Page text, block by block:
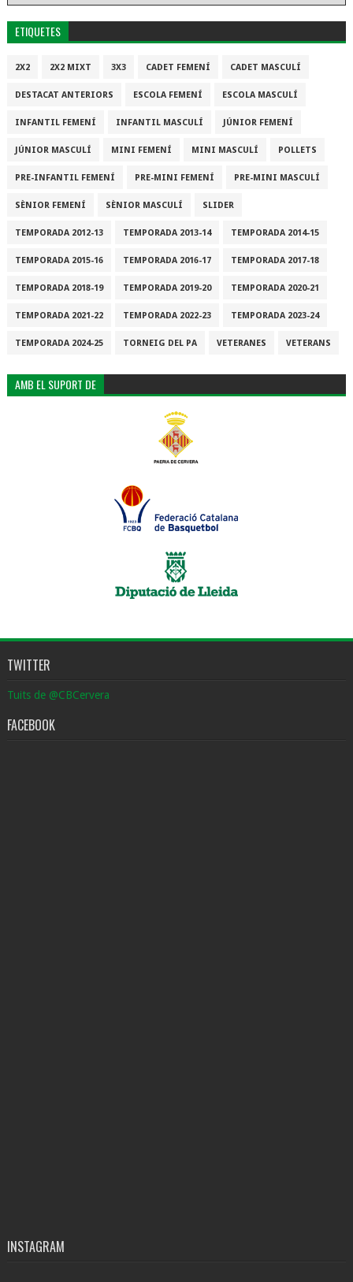
ETIQUETES
2X2 2X2 MIXT 3X3 CADET FEMENÍ CADET MASCULÍ
DESTACAT ANTERIORS ESCOLA FEMENÍ ESCOLA MASCULÍ
INFANTIL FEMENÍ INFANTIL MASCULÍ JÚNIOR FEMENÍ
JÚNIOR MASCULÍ MINI FEMENÍ MINI MASCULÍ POLLETS
PRE-INFANTIL FEMENÍ PRE-MINI FEMENÍ PRE-MINI MASCULÍ
SÈNIOR FEMENÍ SÈNIOR MASCULÍ SLIDER
TEMPORADA 2012-13 TEMPORADA 2013-14 TEMPORADA 2014-15
TEMPORADA 2015-16 TEMPORADA 2016-17 TEMPORADA 2017-18
TEMPORADA 2018-19 TEMPORADA 2019-20 TEMPORADA 2020-21
TEMPORADA 2021-22 TEMPORADA 2022-23 TEMPORADA 2023-24
TEMPORADA 2024-25 TORNEIG DEL PA VETERANES VETERANS
AMB EL SUPORT DE
TWITTER
Tuits de @CBCervera
FACEBOOK
INSTAGRAM